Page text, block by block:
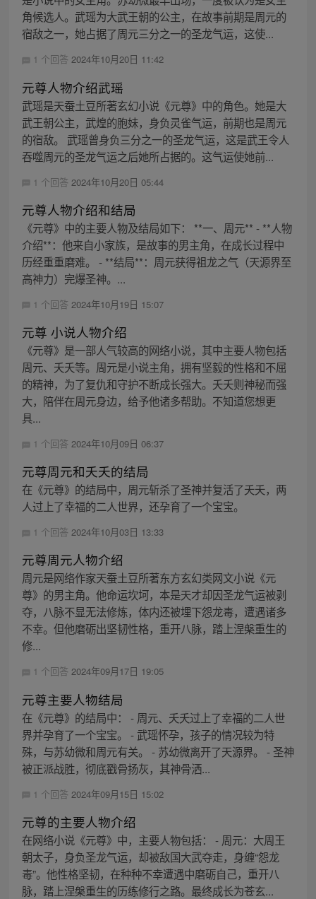
角候选人。武瑶为大武王朝的公主，在故事前期是周元的
宿敌之一，她占据了周元三分之一的圣龙气运，这使...
1 个回答 2024年10月20日 11:42
元尊人物介绍武瑶
武瑶是天蚕土豆所著玄幻小说《元尊》中的角色。她是大
武王朝公主，武煌的胞妹，身负灵雀气运，前期也是周元
的宿敌。 武瑶曾身负三分之一的圣龙气运，这是武王令人
吞噬周元的圣龙气运之后她所占据的。这气运使她前...
1 个回答 2024年10月20日 05:44
元尊人物介绍和结局
《元尊》中的主要人物及结局如下： **一、周元** - **人物
介绍**：他来自小家族，是故事的男主角，在成长过程中
历经重重磨难。 - **结局**：周元获得祖龙之气（天源界至
高神力）完爆圣神。...
1 个回答 2024年10月19日 15:07
元尊 小说人物介绍
《元尊》是一部人气较高的网络小说，其中主要人物包括
周元、夭夭等。周元是小说主角，拥有坚毅的性格和不屈
的精神，为了复仇和守护不断成长强大。夭夭则神秘而强
大，陪伴在周元身边，给予他诸多帮助。不知道您想更
具...
1 个回答 2024年10月09日 06:37
元尊周元和夭夭的结局
在《元尊》的结局中，周元斩杀了圣神并复活了夭夭，两
人过上了幸福的二人世界，还孕育了一个宝宝。
1 个回答 2024年10月03日 13:33
元尊周元人物介绍
周元是网络作家天蚕土豆所著东方玄幻类网文小说《元
尊》的男主角。他命运坎坷，本是天才却因圣龙气运被剥
夺，八脉不显无法修炼，体内还被埋下怨龙毒，遭遇诸多
不幸。但他磨砺出坚韧性格，重开八脉，踏上涅槃重生的
修...
1 个回答 2024年09月17日 19:05
元尊主要人物结局
在《元尊》的结局中： - 周元、夭夭过上了幸福的二人世
界并孕育了一个宝宝。 - 武瑶怀孕，孩子的情况较为特
殊，与苏幼微和周元有关。 - 苏幼微离开了天源界。 - 圣神
被正派战胜，彻底戳骨扬灰，其神骨洒...
1 个回答 2024年09月15日 15:02
元尊的主要人物介绍
在网络小说《元尊》中，主要人物包括： - 周元：大周王
朝太子，身负圣龙气运，却被敌国大武夺走，身缠“怨龙
毒”。他性格坚韧，在种种不幸遭遇中磨砺自己，重开八
脉，踏上涅槃重生的历练修行之路。最终成长为苍玄...